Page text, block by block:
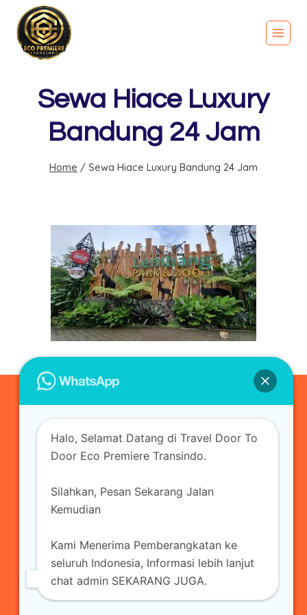
Sewa Hiace Luxury
Bandung 24 Jam
Home / Sewa Hiace Luxury Bandung 24 Jam
admin@ecopremieretransindo.com
Home
Travel
Kirim Paket Blog Travel Kontak
Halo, Selamat Datang di Travel Door To
Door Eco Premiere Transindo.
Silahkan, Pesan Sekarang Jalan
Kemudian
Kami Menerima Pemberangkatan ke
seluruh Indonesia, Informasi lebih lanjut
chat admin SEKARANG JUGA.